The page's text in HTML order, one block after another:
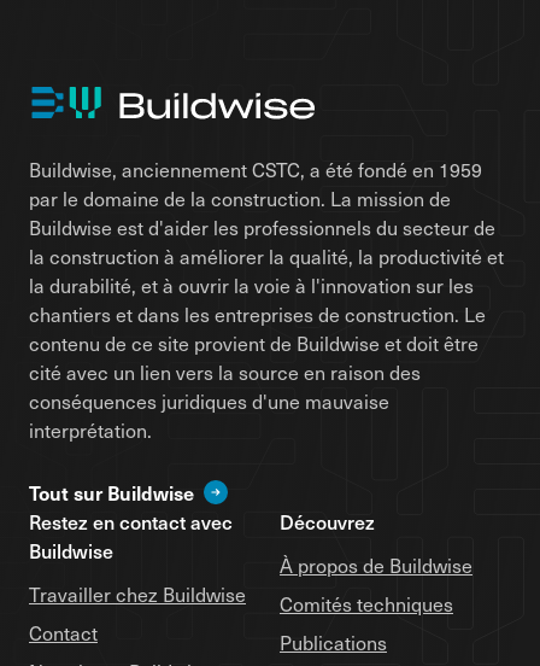
Buildwise, anciennement CSTC, a été fondé en 1959
par le domaine de la construction. La mission de
Buildwise est d'aider les professionnels du secteur de
la construction à améliorer la qualité, la productivité et
la durabilité, et à ouvrir la voie à l'innovation sur les
chantiers et dans les entreprises de construction. Le
contenu de ce site provient de Buildwise et doit être
cité avec un lien vers la source en raison des
conséquences juridiques d'une mauvaise
interprétation.
Tout sur Buildwise
Restez en contact avec
Buildwise
Travailler chez Buildwise
Contact
Découvrez
À propos de Buildwise
Comités techniques
Publications